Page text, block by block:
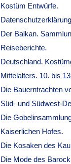
Kostüm Entwürfe.
Datenschutzerklärung
Der Balkan.
Reiseberichte.
Deutschland.
Mittelalters. 10. bis
Die Bauerntrachten
Süd- und Südwest-
Die
Kaiserlichen Hofes.
Die Kosaken des
Die Mode des